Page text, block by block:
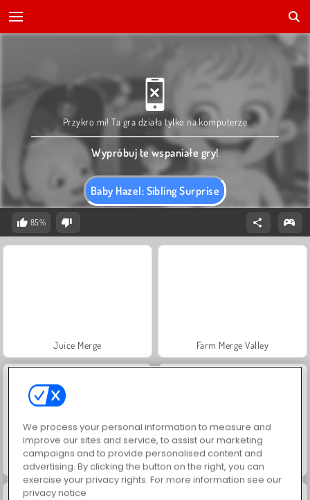
Baby Hazel: Sibling Surprise
Przykro mi! Ta gra działa tylko na komputerze
Wypróbuj te wspaniałe gry!
85%
Juice Merge Farm Merge Valley
Jewel Garden Story Masha and the Bear: Meadows
We process your personal information to measure and
improve our sites and service, to assist our marketing
campaigns and to provide personalised content and
advertising. By clicking the button on the right, you can
exercise your privacy rights. For more information see our
privacy notice